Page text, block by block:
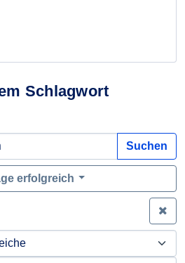
Schlagwort
Suchen
erfolgreich